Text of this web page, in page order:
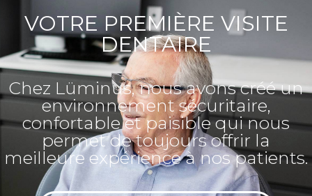
VOTRE PREMIÈRE VISITE
DENTAIRE
Chez Lüminus, nous avons créé un
environnement sécuritaire,
confortable et paisible qui nous
permet de toujours offrir la
meilleure expérience à nos patients.